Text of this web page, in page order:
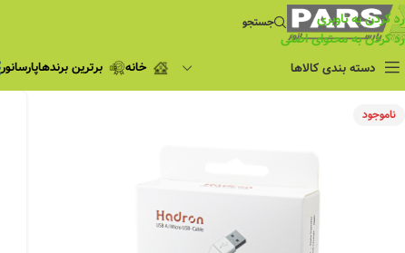
رد کردن به ناوبری
رد کردن به محتوای اصلی
جستجو
دسته بندی کالاها
ریسه شلنگی و لاین نوری
خانه برترین برندهاپارسانور
ناموجود